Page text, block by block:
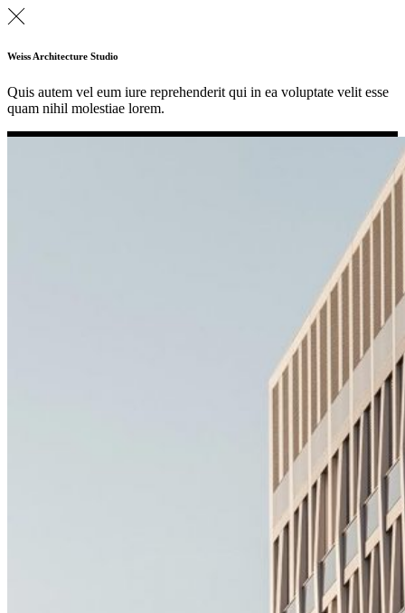
Weiss Architecture Studio
Quis autem vel eum iure reprehenderit qui in ea voluptate velit esse
quam nihil molestiae lorem.